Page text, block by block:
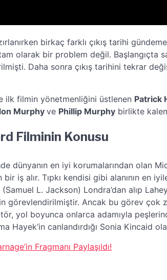
birkaç farklı çıkış tarihi
olarak bir problem değil. Başlangıçta
Daha sonra çıkış tarihini tekrar
ilk filmin yönetmenliğini üstlenen Patrick
Murphyve Phillip Murphy birlikte
Filminin Konusu
dünyanın en iyi korumalarından olan
iş alır. Tıpkı kendisi gibi alanının en
L. Jackson) Londra’dan alıp
görevlendirilmiştir. Ancak bu görev çok
yol boyunca onlarca adamıyla
Hayek’in canlandırdığı Sonia Kincaid
Fragmanı Paylaşıldı!